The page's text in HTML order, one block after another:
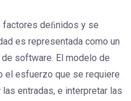
factores deﬁnidos y se
es representada como un
software. El modelo de
el esfuerzo que se requiere
las entradas, e interpretar las